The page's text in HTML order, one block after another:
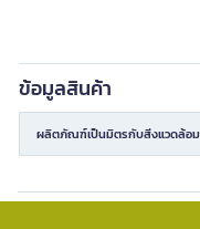
ข้อมูลสินค้า
ผลิตภัณฑ์เป็นมิตรกับสิ่งแวดล้อม